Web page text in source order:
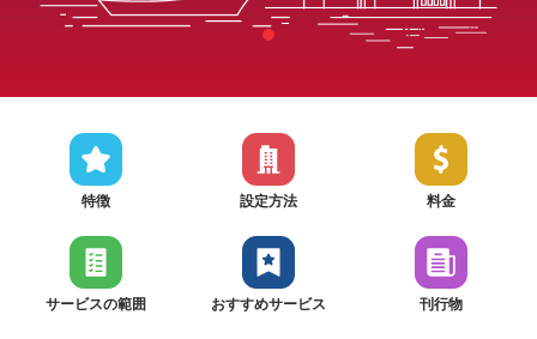
特徴 設定方法 料金
サービスの範囲 おすすめサービス 刊行物